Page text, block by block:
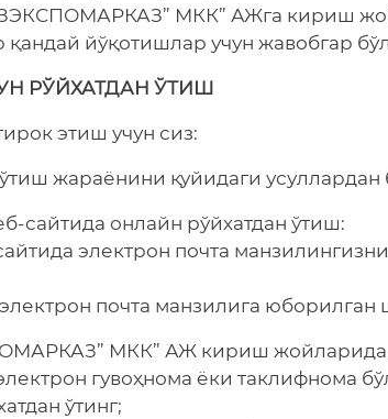
МКК” АЖга кириш
қандай йўқотишлар учун жавобгар
РЎЙХАТДАН ЎТИШ
этиш учун сиз:
жараёнини қуйидаги усуллардан
сайтида онлайн рўйхатдан ўтиш:
электрон почта
электрон почта манзилига
МКК” АЖ кириш жойларида
гувоҳнома ёки таклифнома
ўтинг;